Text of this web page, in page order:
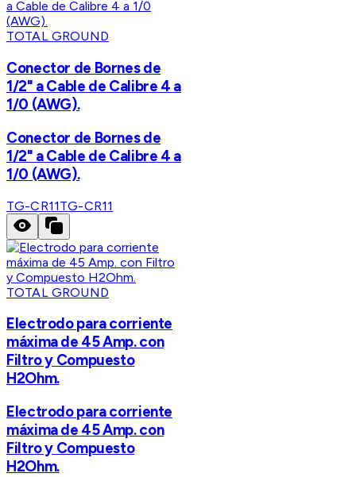
TOTAL GROUND
Conector de Bornes de
1/2" a Cable de Calibre 4 a
1/0 (AWG).
Conector de Bornes de
1/2" a Cable de Calibre 4 a
1/0 (AWG).
TG-CR11TG-CR11
TOTAL GROUND
Electrodo para corriente
máxima de 45 Amp. con
Filtro y Compuesto
H2Ohm.
Electrodo para corriente
máxima de 45 Amp. con
Filtro y Compuesto
H2Ohm.